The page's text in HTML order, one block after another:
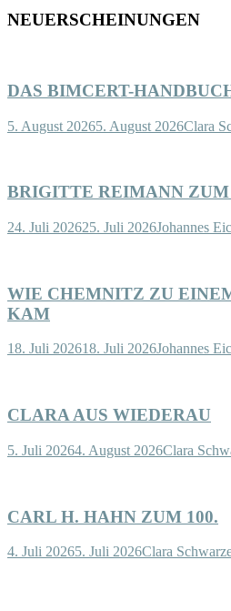
NEUERSCHEINUNGEN
DAS BIMCERT-
5. August 20265. August 2026Clara
BRIGITTE REIMANN ZUM
24. Juli 202625. Juli 2026Johannes
WIE CHEMNITZ ZU
KAM
18. Juli 202618. Juli 2026Johannes
CLARA AUS WIEDERAU
5. Juli 20264. August 2026Clara
CARL H. HAHN ZUM 100.
4. Juli 20265. Juli 2026Clara